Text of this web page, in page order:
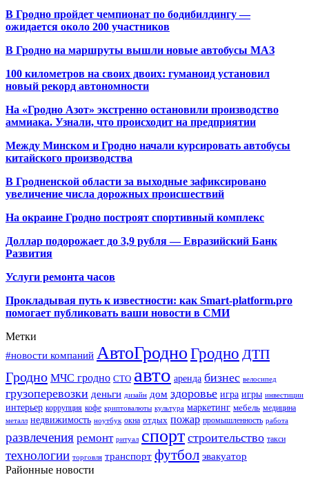
В Гродно пройдет чемпионат по бодибилдингу —
ожидается около 200 участников
В Гродно на маршруты вышли новые автобусы МАЗ
100 километров на своих двоих: гуманоид установил
новый рекорд автономности
На «Гродно Азот» экстренно остановили производство
аммиака. Узнали, что происходит на предприятии
Между Минском и Гродно начали курсировать автобусы
китайского производства
В Гродненской области за выходные зафиксировано
увеличение числа дорожных происшествий
На окраине Гродно построят спортивный комплекс
Доллар подорожает до 3,9 рубля — Евразийский Банк
Развития
Услуги ремонта часов
Прокладывая путь к известности: как Smart-platform.pro
помогает публиковать ваши новости в СМИ
Метки
#новости компаний АвтоГродноГродно ДТП
Гродно МЧС гродно СТО авто аренда бизнес велосипед
грузоперевозки деньги дизайн дом здоровье игра игры инвестиции
интерьер коррупция кофе криптовалюты культура маркетинг мебель медицина
металл недвижимость ноутбук окна отдых пожар промышленность работа
развлечения ремонт ритуал спорт строительство такси
технологии торговля транспорт футбол эвакуатор
Районные новости